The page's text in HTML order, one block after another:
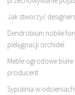
Jak stworzyć
Dendrobium nobile
pielęgnacji orchidei
Meble ogrodowe
producent
Sypialnia w